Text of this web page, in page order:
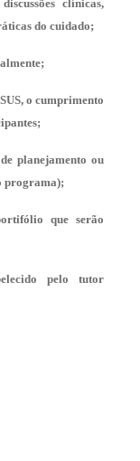
clínicas,
do cuidado;
o cumprimento
planejamento ou
programa);
que serão
pelo tutor